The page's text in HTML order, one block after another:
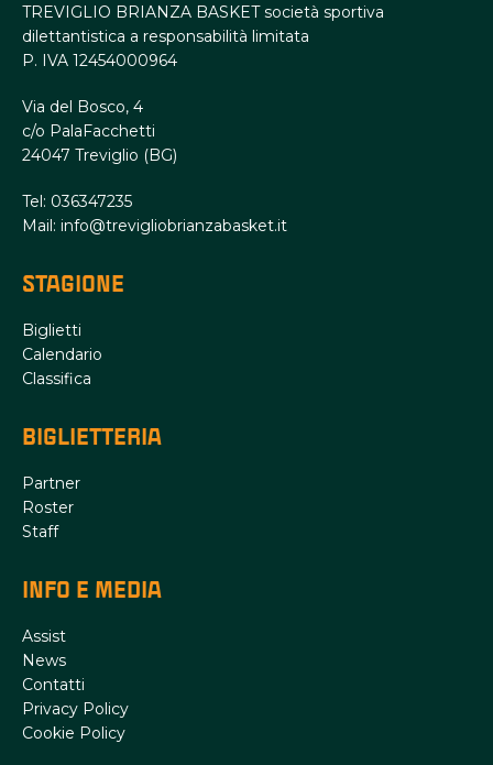
TREVIGLIO BRIANZA BASKET società sportiva
dilettantistica a responsabilità limitata
P. IVA 12454000964
Via del Bosco, 4
c/o PalaFacchetti
24047 Treviglio (BG)
Tel: 036347235
Mail: info@trevigliobrianzabasket.it
STAGIONE
Biglietti
Calendario
Classifica
BIGLIETTERIA
Partner
Roster
Staff
INFO E MEDIA
Assist
News
Contatti
Privacy Policy
Cookie Policy